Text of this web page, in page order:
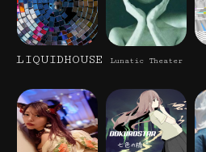
LIQUIDHOUSE Lunatic Theater